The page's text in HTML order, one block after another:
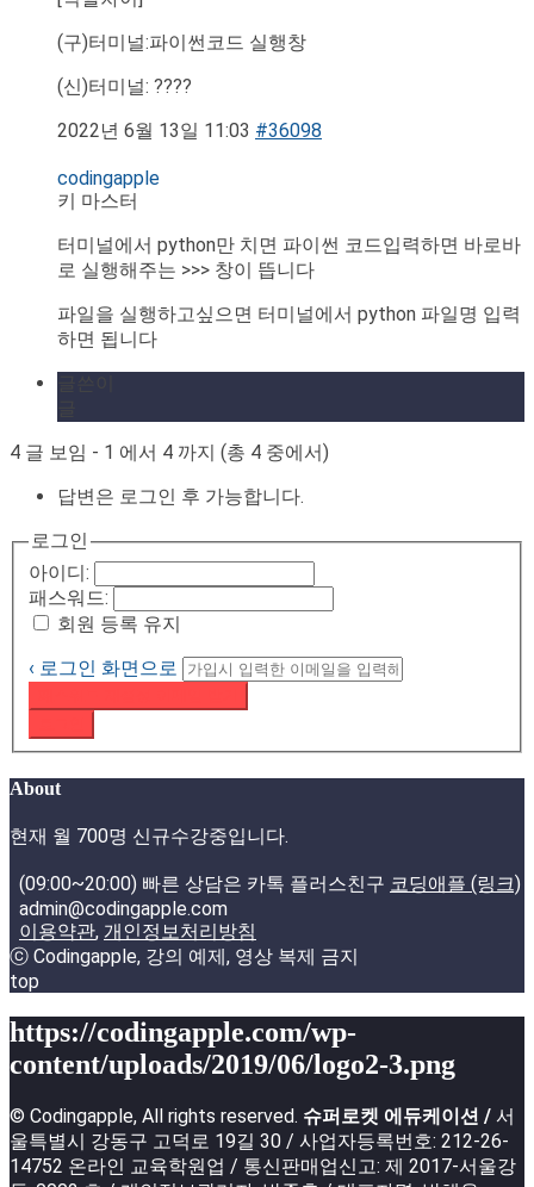
(구)터미널:파이썬코드 실행창
(신)터미널: ????
2022년 6월 13일 11:03 #36098
codingapple
키 마스터
터미널에서 python만 치면 파이썬 코드입력하면 바로바
로 실행해주는 >>> 창이 뜹니다
파일을 실행하고싶으면 터미널에서 python 파일명 입력
하면 됩니다
4 글 보임 - 1 에서 4 까지 (총 4 중에서)
답변은 로그인 후 가능합니다.
로그인
아이디:
패스워드:
회원 등록 유지
‹ 로그인 화면으로
About
현재 월 700명 신규수강중입니다.
(09:00~20:00) 빠른 상담은 카톡 플러스친구 코딩애플 (링크)
admin@codingapple.com
이용약관, 개인정보처리방침
ⓒ Codingapple, 강의 예제, 영상 복제 금지
top
https://codingapple.com/wp-
content/uploads/2019/06/logo2-3.png
© Codingapple, All rights reserved. 슈퍼로켓 에듀케이션 / 서
울특별시 강동구 고덕로 19길 30 / 사업자등록번호: 212-26-
14752 온라인 교육학원업 / 통신판매업신고: 제 2017-서울강